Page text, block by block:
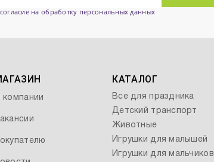
на обработку персональных данных
компании
КАТАЛОГ
Все для праздника
Детский транспорт
Животные
Игрушки для малышей
Игрушки для мальчиков